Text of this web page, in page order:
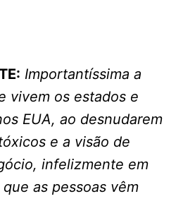
Importantíssima a
vivem os estados e
EUA, ao desnudarem
e a visão de
infelizmente em
as pessoas vêm